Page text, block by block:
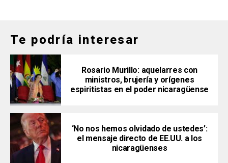
Te podría interesar
Rosario Murillo: aquelarres con
ministros, brujería y orígenes
espiritistas en el poder nicaragüense
‘No nos hemos olvidado de ustedes’:
el mensaje directo de EE.UU. a los
nicaragüenses